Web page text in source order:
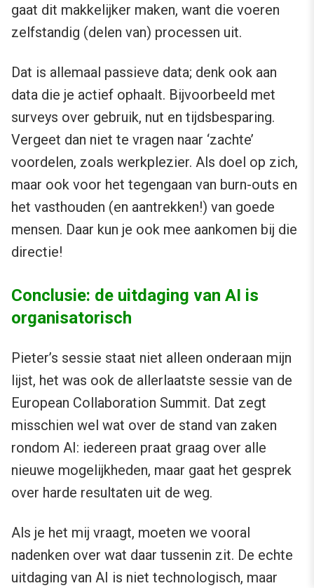
gaat dit makkelijker maken, want die voeren
zelfstandig (delen van) processen uit.
Dat is allemaal passieve data; denk ook aan
data die je actief ophaalt. Bijvoorbeeld met
surveys over gebruik, nut en tijdsbesparing.
Vergeet dan niet te vragen naar ‘zachte’
voordelen, zoals werkplezier. Als doel op zich,
maar ook voor het tegengaan van burn-outs en
het vasthouden (en aantrekken!) van goede
mensen. Daar kun je ook mee aankomen bij die
directie!
Conclusie: de uitdaging van AI is
organisatorisch
Pieter’s sessie staat niet alleen onderaan mijn
lijst, het was ook de allerlaatste sessie van de
European Collaboration Summit. Dat zegt
misschien wel wat over de stand van zaken
rondom AI: iedereen praat graag over alle
nieuwe mogelijkheden, maar gaat het gesprek
over harde resultaten uit de weg.
Als je het mij vraagt, moeten we vooral
nadenken over wat daar tussenin zit. De echte
uitdaging van AI is niet technologisch, maar